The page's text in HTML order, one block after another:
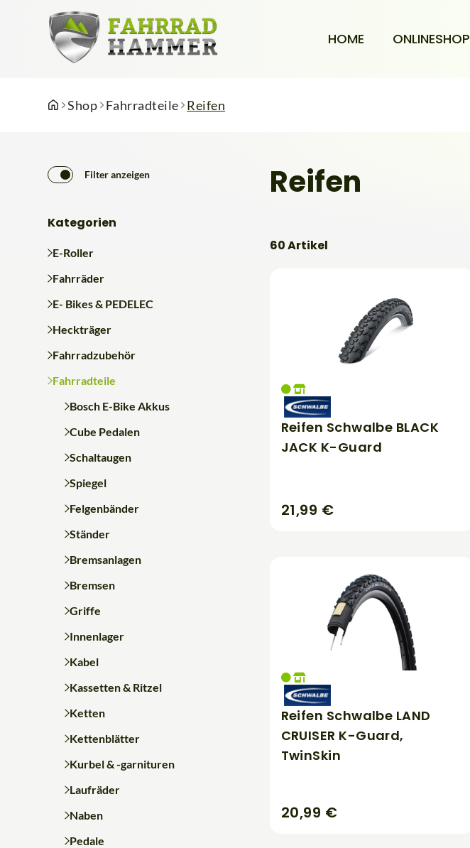
HOME ONLINESHOP
Shop Fahrradteile Reifen
Filter anzeigen Reifen
Kategorien
E-Roller
Fahrräder
E- Bikes & PEDELEC
Heckträger
Fahrradzubehör
Fahrradteile
Bosch E-Bike Akkus
Cube Pedalen
Schaltaugen
Spiegel
Felgenbänder
Ständer
Bremsanlagen
Bremsen
Griffe
Innenlager
Kabel
Kassetten & Ritzel
Ketten
Kettenblätter
Kurbel & -garnituren
Laufräder
Naben
Pedale
60 Artikel
Reifen Schwalbe BLACK
JACK K-Guard
21,99 €
Reifen Schwalbe LAND
CRUISER K-Guard,
TwinSkin
20,99 €